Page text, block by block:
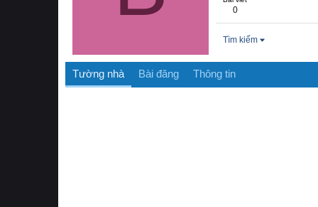
0
Tìm kiếm
Tường nhà Bài đăng Thông tin